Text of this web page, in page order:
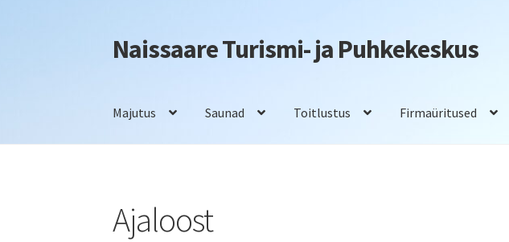
Liigu
navigeerimisele
Liigu
sisu
Naissaare Turismi- ja Puhkekeskus
Majutus Saunad Toitlustus Firmaüritused
Ajaloost